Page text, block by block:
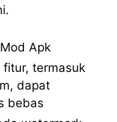
Apk
fitur, termasuk
dapat
bebas